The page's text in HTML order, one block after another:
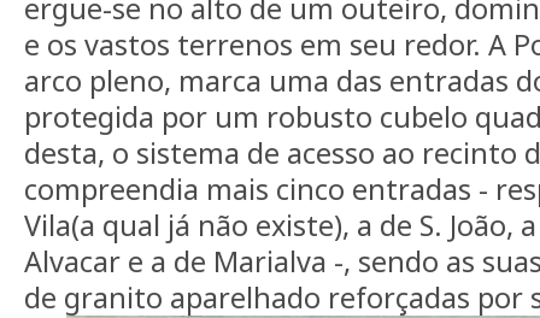
ergue-se no alto de um outeiro,
e os vastos terrenos em seu redor. A
arco pleno, marca uma das entradas
protegida por um robusto cubelo
desta, o sistema de acesso ao recinto
compreendia mais cinco entradas -
Vila(a qual já não existe), a de S. João,
Alvacar e a de Marialva -, sendo as
de granito aparelhado reforçadas por